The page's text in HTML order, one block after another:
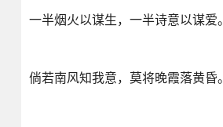
一半烟火以谋生，一半诗意以谋爱。
倘若南风知我意，莫将晚霞落黄昏。